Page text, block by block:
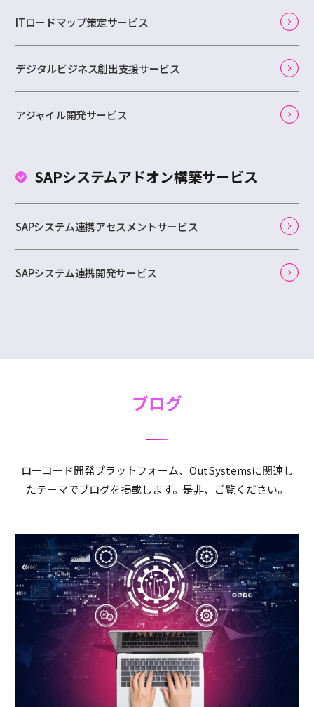
ITロードマップ策定サービス
デジタルビジネス創出支援サービス
アジャイル開発サービス
SAPシステムアドオン構築サービス
SAPシステム連携アセスメントサービス
SAPシステム連携開発サービス
ブログ
ローコード開発プラットフォーム、OutSystemsに関連し
たテーマでブログを掲載します。是非、ご覧ください。